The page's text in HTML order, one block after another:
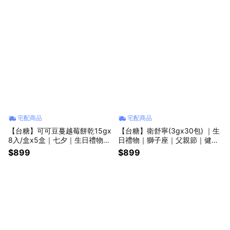
宅配商品
【台糖】可可豆蔓越莓餅乾15gx
8入/盒x5盒｜七夕｜生日禮物｜
獅子座｜父親節｜健康｜女性｜
蔓越莓｜喜歡你｜暖心室友｜點
$899
宅配商品
【台糖】衛舒寧(3gx30包) ｜生
日禮物｜獅子座｜父親節｜健康
｜女性｜手提袋｜喜歡你｜暖心
室友｜益生菌｜酵素
$899